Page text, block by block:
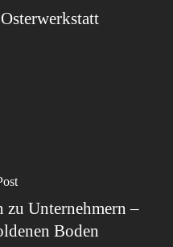
zu Unternehmern –
Boden